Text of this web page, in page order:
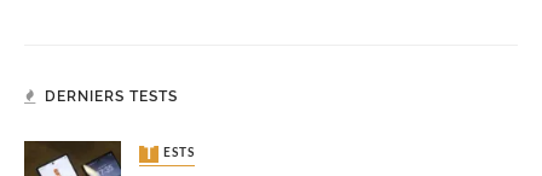
DERNIERS TESTS
TESTS